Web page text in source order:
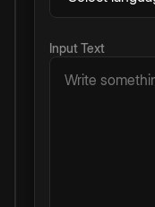
Input Text